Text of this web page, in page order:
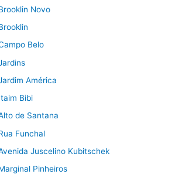
Novo
Belo
América
Bibi
de Santana
Funchal
Juscelino Kubitschek
Pinheiros